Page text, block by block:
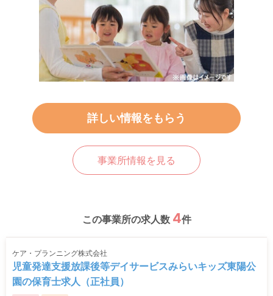
詳しい情報をもらう
事業所情報を見る
この事業所の求人数 4件
ケア・プランニング株式会社
児童発達支援放課後等デイサービスみらいキッズ東陽公
園の保育士求人（正社員）